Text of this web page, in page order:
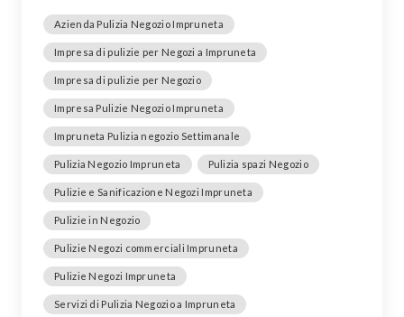
Azienda Pulizia Negozio Impruneta
Impresa di pulizie per Negozi a Impruneta
Impresa di pulizie per Negozio
Impresa Pulizie Negozio Impruneta
Impruneta Pulizia negozio Settimanale
Pulizia Negozio Impruneta Pulizia spazi Negozio
Pulizie e Sanificazione Negozi Impruneta
Pulizie in Negozio
Pulizie Negozi commerciali Impruneta
Pulizie Negozi Impruneta
Servizi di Pulizia Negozio a Impruneta